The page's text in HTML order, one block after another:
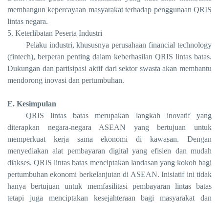
membangun kepercayaan masyarakat terhadap penggunaan QRIS
lintas negara.
5. Keterlibatan Peserta Industri
Pelaku industri, khususnya perusahaan financial technology
(fintech), berperan penting dalam keberhasilan QRIS lintas batas.
Dukungan dan partisipasi aktif dari sektor swasta akan membantu
mendorong inovasi dan pertumbuhan.
E. Kesimpulan
QRIS lintas batas merupakan langkah inovatif yang
diterapkan negara-negara ASEAN yang bertujuan untuk
memperkuat kerja sama ekonomi di kawasan. Dengan
menyediakan alat pembayaran digital yang efisien dan mudah
diakses, QRIS lintas batas menciptakan landasan yang kokoh bagi
pertumbuhan ekonomi berkelanjutan di ASEAN. Inisiatif ini tidak
hanya bertujuan untuk memfasilitasi pembayaran lintas batas
tetapi juga menciptakan kesejahteraan bagi masyarakat dan